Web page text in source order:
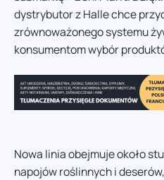
dystrybutor z Halle chce
zrównoważonego systemu
konsumentom wybór
Nowa linia obejmuje około
napojów roślinnych i